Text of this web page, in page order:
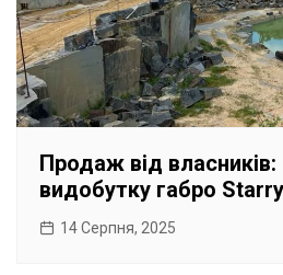
Продаж від власників:
видобутку габро
14 Серпня, 2025